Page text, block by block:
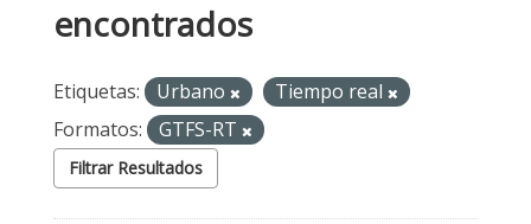
encontrados
Etiquetas: Urbano
Tiempo real
Formatos:
GTFS-RT
Filtrar Resultados